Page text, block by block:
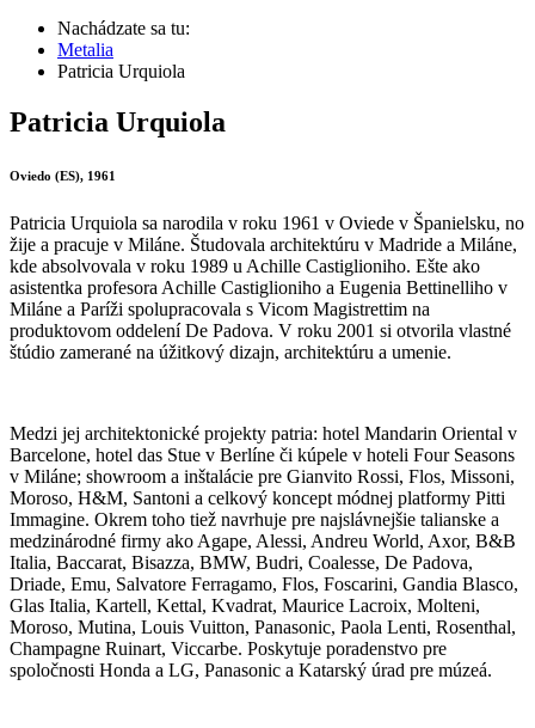
Nachádzate sa tu:
Metalia
Patricia Urquiola
Patricia Urquiola
Oviedo (ES), 1961
Patricia Urquiola sa narodila v roku 1961 v Oviede v Španielsku, no
žije a pracuje v Miláne. Študovala architektúru v Madride a Miláne,
kde absolvovala v roku 1989 u Achille Castiglioniho. Ešte ako
asistentka profesora Achille Castiglioniho a Eugenia Bettinelliho v
Miláne a Paríži spolupracovala s Vicom Magistrettim na
produktovom oddelení De Padova. V roku 2001 si otvorila vlastné
štúdio zamerané na úžitkový dizajn, architektúru a umenie.
Medzi jej architektonické projekty patria: hotel Mandarin Oriental v
Barcelone, hotel das Stue v Berlíne či kúpele v hoteli Four Seasons
v Miláne; showroom a inštalácie pre Gianvito Rossi, Flos, Missoni,
Moroso, H&M, Santoni a celkový koncept módnej platformy Pitti
Immagine. Okrem toho tiež navrhuje pre najslávnejšie talianske a
medzinárodné firmy ako Agape, Alessi, Andreu World, Axor, B&B
Italia, Baccarat, Bisazza, BMW, Budri, Coalesse, De Padova,
Driade, Emu, Salvatore Ferragamo, Flos, Foscarini, Gandia Blasco,
Glas Italia, Kartell, Kettal, Kvadrat, Maurice Lacroix, Molteni,
Moroso, Mutina, Louis Vuitton, Panasonic, Paola Lenti, Rosenthal,
Champagne Ruinart, Viccarbe. Poskytuje poradenstvo pre
spoločnosti Honda a LG, Panasonic a Katarský úrad pre múzeá.